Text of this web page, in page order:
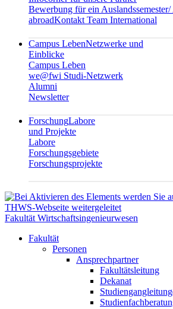
Bewerbung für ein
abroadKontakt Team International
Campus LebenNetzwerke und
Einblicke
Campus Leben
we@fwi Studi-Netzwerk
Alumni
Newsletter
ForschungLabore
und Projekte
Labore
Forschungsgebiete
Forschungsprojekte
Fakultät Wirtschaftsingenieurwesen
Fakultät
Personen
Ansprechpartner
Fakultätsleitung
Dekanat